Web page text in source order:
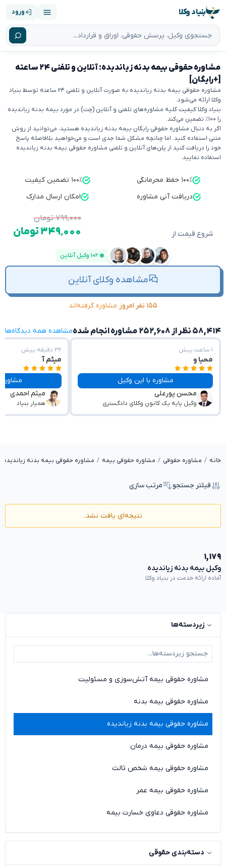
بنیاد وکلا ورود
مشاوره حقوقی بیمه بدنه زیاندیده: آنلاین و تلفنی ۲۴ ساعته
[+رایگان]
مشاوره حقوقی بیمه بدنه زیاندیده به صورت آنلاین و تلفنی ۲۴ ساعته توسط بنیاد
وکلا ارائه می‌شود.
بنیاد وکلا کیفیت کلیه مشاوره‌های تلفنی و آنلاین (چت) در مورد بیمه بدنه زیاندیده
را ۱۰۰٪ تضمین می‌کند.
اگر به دنبال مشاوره حقوقی رایگان بیمه بدنه زیاندیده هستید، می‌توانید از روش
متنی استفاده کنید. اما چنانچه مشکل شما جدی است و می‌خواهید بلافاصله پاسخ
خود را دریافت کنید از پلن‌های آنلاین و تلفنی مشاوره حقوقی بیمه بدنه زیاندیده
استفاده نمایید.
۱۰۰٪ حفظ محرمانگی
۱۰۰٪ تضمین کیفیت
دریافت آنی مشاوره
امکان ارسال مدارک
شروع قیمت از
۷۹۹٬۰۰۰ تومان
۳۴۹٬۰۰۰ تومان
۱۰۲ وکیل آنلاین
مشاهده وکلای آنلاین
۱۵۵ نفر امروز مشاوره گرفته‌اند
۵۸,۴۱۴ نظر از ۲۵۲,۶۰۸ مشاوره انجام شده مشاهده همه دیدگاه‌ها
۱ ساعت پیش
محیا و
مشاوره با این وکیل
محسن پورعلی
وکیل پایه یک کانون وکلای دادگستری
۳۲ دقیقه پیش
میثم آ
مشاوره با این
میثم احمدی
همیار بنیاد
خانه مشاوره حقوقی مشاوره حقوقی بیمه مشاوره حقوقی بیمه بدنه زیاندیده
فیلتر جستجو مرتب سازی
نتیجه‌ای یافت نشد.
۱,۱۷۹
وکیل بیمه بدنه زیاندیده
آماده ارائه خدمت در بنیاد وکلا
زیردسته‌ها
مشاوره حقوقی بیمه آتش‌سوزی و مسئولیت
مشاوره حقوقی بیمه بدنه
مشاوره حقوقی بیمه بدنه زیاندیده
مشاوره حقوقی بیمه درمان
مشاوره حقوقی بیمه شخص ثالث
مشاوره حقوقی بیمه عمر
مشاوره حقوقی دعاوی خسارت بیمه
دسته‌بندی حقوقی